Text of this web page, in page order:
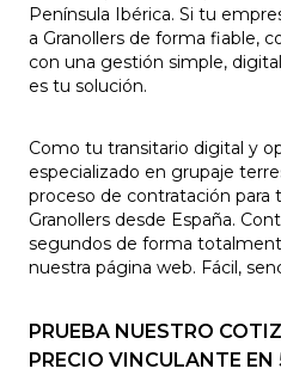
Península Ibérica. Si tu
a Granollers de forma fiable,
con una gestión simple,
es tu solución.
Como tu transitario digital y
especializado en grupaje
proceso de contratación para
Granollers desde España.
segundos de forma
nuestra página web. Fácil,
PRUEBA NUESTRO
PRECIO VINCULANTE EN